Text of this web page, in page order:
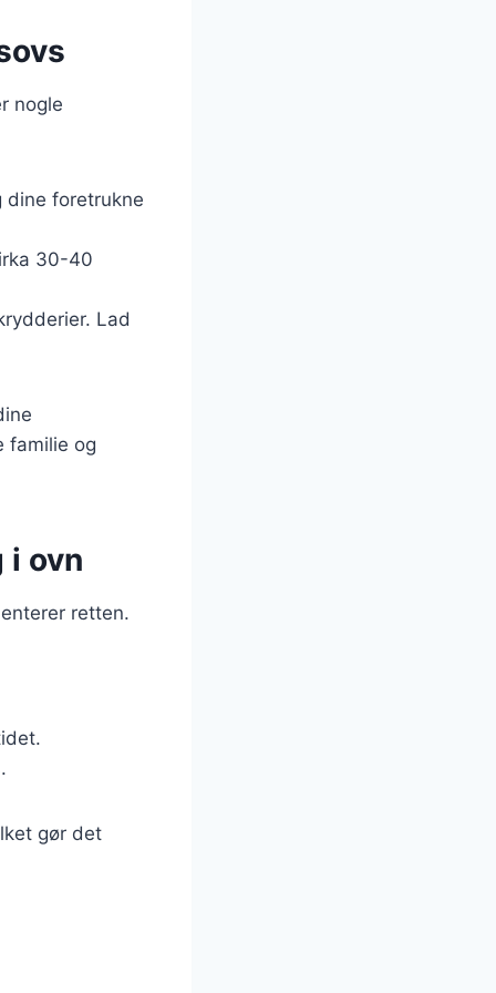
nogle
dine foretrukne
30-40
Lad
familie og
i ovn
retten.
gør det